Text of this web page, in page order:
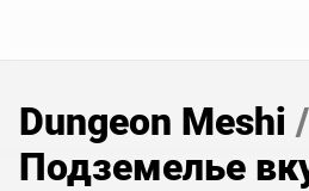
Dungeon Meshi /
Подземелье